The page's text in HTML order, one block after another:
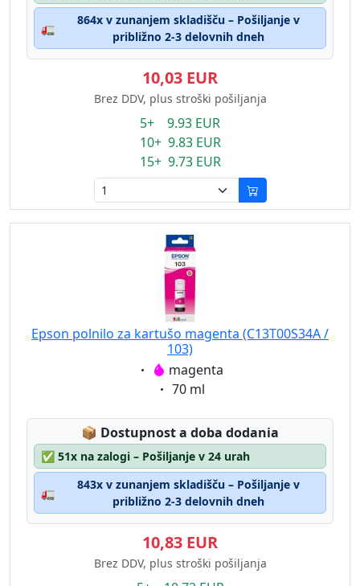
🚛
864x v zunanjem skladišču – Pošiljanje v
približno 2-3 delovnih dneh
10,03 EUR
Brez DDV, plus stroški pošiljanja
5+ 9.93 EUR
10+ 9.83 EUR
15+ 9.73 EUR
Epson polnilo za kartušo magenta (C13T00S34A /
103)
Eigenschaft:
magenta
Eigenschaft:
70 ml
📦 Lagerstatus:
Dostupnost a doba dodania
✅ 51x na zalogi – Pošiljanje v 24 urah
🚛
843x v zunanjem skladišču – Pošiljanje v
približno 2-3 delovnih dneh
10,83 EUR
Brez DDV, plus stroški pošiljanja